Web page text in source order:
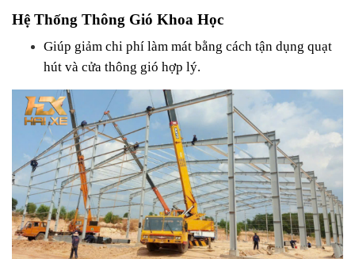
Hệ Thống Thông Gió Khoa Học
Giúp giảm chi phí làm mát bằng cách tận dụng quạt
hút và cửa thông gió hợp lý.